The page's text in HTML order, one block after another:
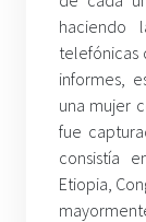
haciendo
telefónicas
informes,
una mujer
fue
consistía
Etiopia,